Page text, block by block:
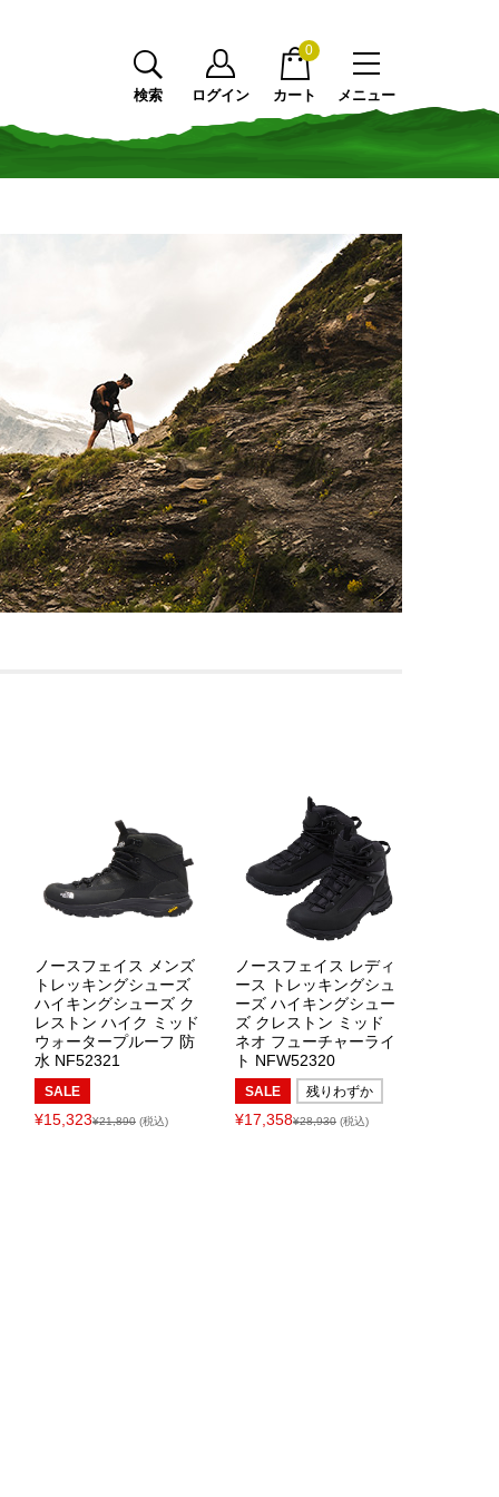
メニュー
検索 ログイン カート
0
ノースフェイス メンズ
トレッキングシューズ
ハイキングシューズ ク
レストン ハイク ミッド
ウォータープルーフ 防
水 NF52321
SALE
¥15,323¥21,890 (税込)
ノースフェイス レディ
ース トレッキングシュ
ーズ ハイキングシュー
ズ クレストン ミッド
ネオ フューチャーライ
ト NFW52320
SALE 残りわずか
¥17,358¥28,930 (税込)